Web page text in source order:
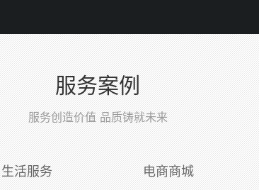
服务案例
服务创造价值 品质铸就未来
生活服务 电商商城